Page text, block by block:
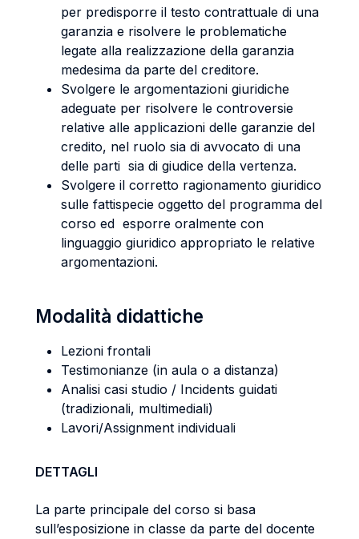
per predisporre il testo contrattuale di una
garanzia e risolvere le problematiche
legate alla realizzazione della garanzia
medesima da parte del creditore.
Svolgere le argomentazioni giuridiche
adeguate per risolvere le controversie
relative alle applicazioni delle garanzie del
credito, nel ruolo sia di avvocato di una
delle parti sia di giudice della vertenza.
Svolgere il corretto ragionamento giuridico
sulle fattispecie oggetto del programma del
corso ed esporre oralmente con
linguaggio giuridico appropriato le relative
argomentazioni.
Modalità didattiche
Lezioni frontali
Testimonianze (in aula o a distanza)
Analisi casi studio / Incidents guidati
(tradizionali, multimediali)
Lavori/Assignment individuali
DETTAGLI
La parte principale del corso si basa
sull’esposizione in classe da parte del docente